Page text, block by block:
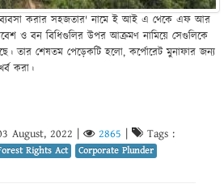
করার সহজতার' নামে ই আই এ থেকে এফ আর
ও বন বিধিগুলির উপর আক্রমণ নামিয়ে সেগুলিকে
তার শেষতম পেড়েকটি হলো, কর্পোরেট মুনাফার জন্য
করা।
August, 2022 | 2865 | Tags :
Rights Act Corporate Plunder